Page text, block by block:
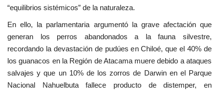
“equilibrios sistémicos” de la naturaleza.
En ello, la parlamentaria argumentó la grave afectación que
generan los perros abandonados a la fauna silvestre,
recordando la devastación de pudúes en Chiloé, que el 40% de
los guanacos en la Región de Atacama muere debido a ataques
salvajes y que un 10% de los zorros de Darwin en el Parque
Nacional Nahuelbuta fallece producto de distemper, en